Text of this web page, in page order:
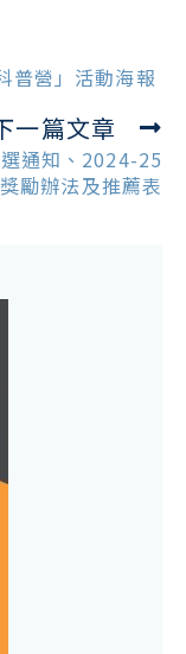
普營」活動海報
一篇文章
通知、2024-25
勵辦法及推薦表